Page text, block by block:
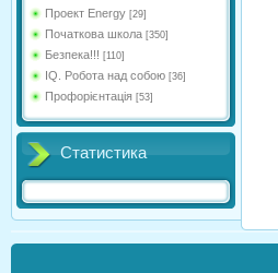
Проект Energy [29]
Початкова школа [350]
Безпека!!! [110]
IQ. Робота над собою [36]
Профорієнтація [53]
Статистика